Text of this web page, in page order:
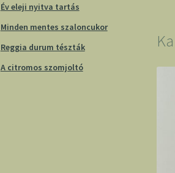
Év eleji nyitva tartás
Minden mentes szaloncukor
Reggia durum tészták
A citromos szomjoltó